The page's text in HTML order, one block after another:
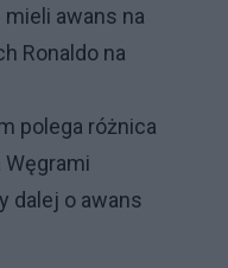
mieli awans na
Ronaldo na
polega różnica
dalej o awans